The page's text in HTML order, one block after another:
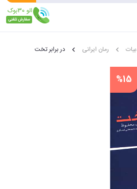
رمان ایرانی در برابر تخت
%15